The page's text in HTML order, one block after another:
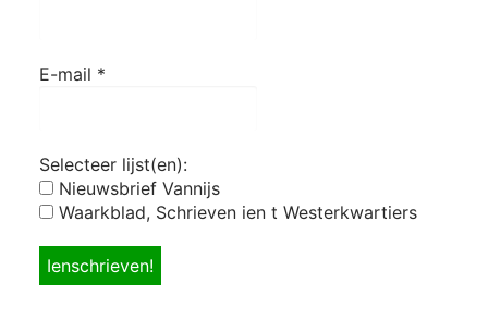
E-mail *
Selecteer lijst(en):
Nieuwsbrief Vannijs
Waarkblad, Schrieven ien t Westerkwartiers